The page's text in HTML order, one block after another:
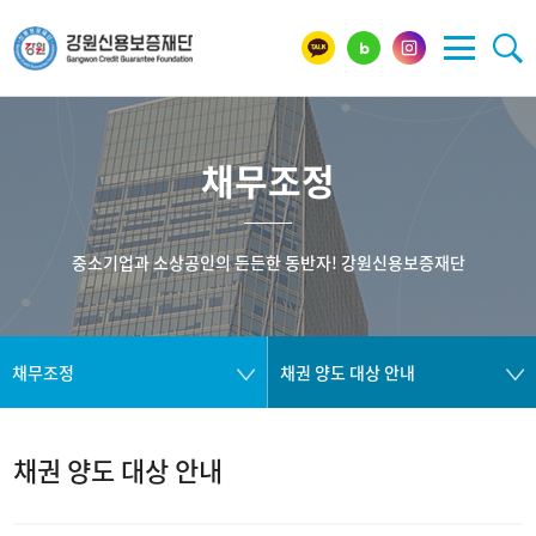
채무조정
중소기업과 소상공인의 든든한 동반자! 강원신용보증재단
채무조정 채권 양도 대상 안내
채권 양도 대상 안내